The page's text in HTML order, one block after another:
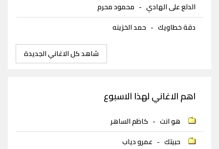
الدلع على الهادي - محمود محرم
دقة خطاويك - حمد الخزينه
شاهد كل الاغاني الجديدة
اهم الاغاني لهذا الاسبوع
هو انت - كاظم الساهر
حبيتك - عمرو دياب